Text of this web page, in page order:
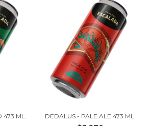
473 ML. DEDALUS - PALE ALE 473 ML.